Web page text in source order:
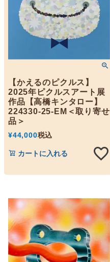
【かえるのピクルス】
2025年ピクルスアート展
作品【高橋キンタロー】
224330-25-EM＜取り寄せ
品＞
¥44,000税込
カートに入れる